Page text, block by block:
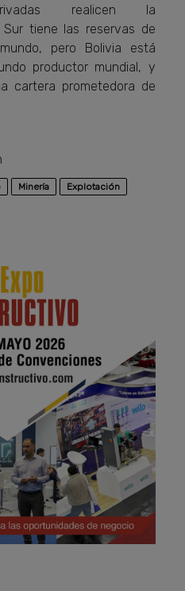
realicen la
tiene las reservas de
pero Bolivia está
productor mundial, y
cartera prometedora de
Minería
Explotación